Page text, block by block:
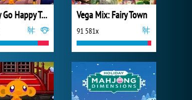
Monkey Go Happy Talisman Vega Mix: Fairy Town
91 581x